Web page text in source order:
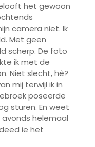
het gewoon
camera niet. Ik
Met geen
scherp. De foto
ik met de
Niet slecht, hè?
mij terwijl ik in
poseerde
sturen. En weet
avonds helemaal
ie het